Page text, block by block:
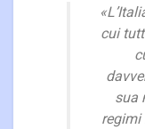
cui
sua